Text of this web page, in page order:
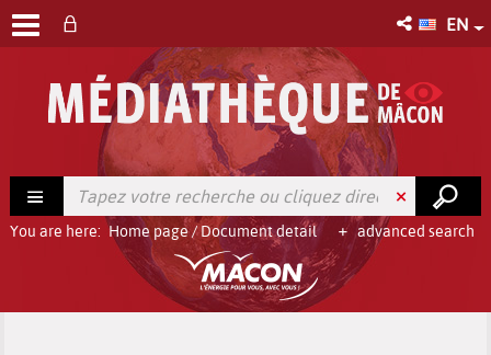
EN
advanced search
You are here: Home page/Document detail